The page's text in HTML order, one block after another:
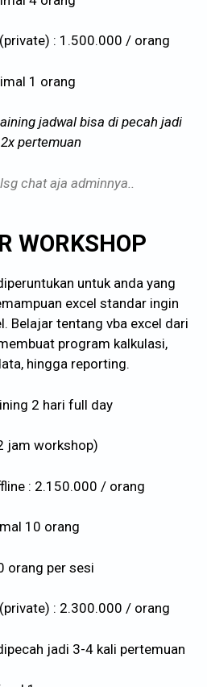
: 1.500.000 / orang
1 orang
jadwal bisa di pecah jadi
pertemuan
chat aja adminnya..
WORKSHOP
untuk anda yang
excel standar ingin
Belajar tentang vba excel dari
program kalkulasi,
hingga reporting.
2 hari full day
jam workshop)
: 2.150.000 / orang
10 orang
orang per sesi
: 2.300.000 / orang
jadi 3-4 kali pertemuan